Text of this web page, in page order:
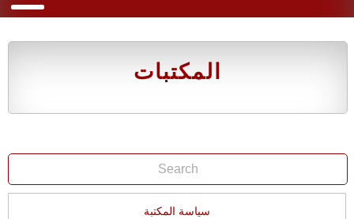
المكتبات
سياسة المكتبة